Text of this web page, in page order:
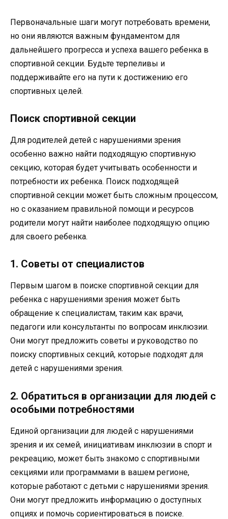
Первоначальные шаги могут потребовать времени,
но они являются важным фундаментом для
дальнейшего прогресса и успеха вашего ребенка в
спортивной секции. Будьте терпеливы и
поддерживайте его на пути к достижению его
спортивных целей.
Поиск спортивной секции
Для родителей детей с нарушениями зрения
особенно важно найти подходящую спортивную
секцию, которая будет учитывать особенности и
потребности их ребенка. Поиск подходящей
спортивной секции может быть сложным процессом,
но с оказанием правильной помощи и ресурсов
родители могут найти наиболее подходящую опцию
для своего ребенка.
1. Советы от специалистов
Первым шагом в поиске спортивной секции для
ребенка с нарушениями зрения может быть
обращение к специалистам, таким как врачи,
педагоги или консультанты по вопросам инклюзии.
Они могут предложить советы и руководство по
поиску спортивных секций, которые подходят для
детей с нарушениями зрения.
2. Обратиться в организации для людей с
особыми потребностями
Единой организации для людей с нарушениями
зрения и их семей, инициативам инклюзии в спорт и
рекреацию, может быть знакомо с спортивными
секциями или программами в вашем регионе,
которые работают с детьми с нарушениями зрения.
Они могут предложить информацию о доступных
опциях и помочь сориентироваться в поиске.